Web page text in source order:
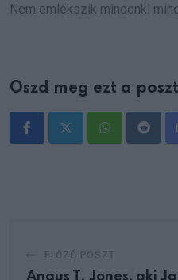
Nem emlékszik mindenki
Oszd meg ezt a
Whatsapp
Angus T. Jones, aki